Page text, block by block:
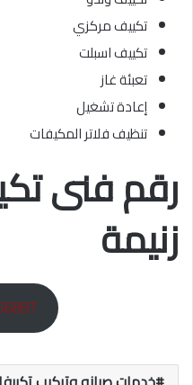
تكييف مركزي
تكييف اسبلت
تعبئة غاز
إعادة تشغيل
تنظيف فلاتر المكيفات
رقم فنى
زنيمة